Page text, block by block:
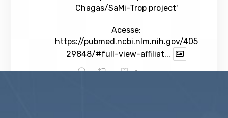
Chagas/SaMi-Trop project'
Acesse:
https://pubmed.ncbi.nlm.nih.gov/405
29848/#full-view-affiliat...
1 Twitter